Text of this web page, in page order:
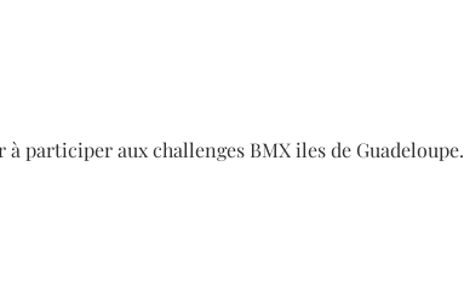
participer aux challenges BMX iles de Guadeloupe.